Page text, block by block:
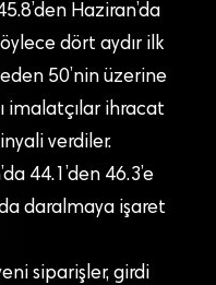
Haziran’da
dört aydır ilk
50’nin üzerine
imalatçılar ihracat
verdiler.
44.1’den 46.3’e
daralmaya işaret
siparişler, girdi